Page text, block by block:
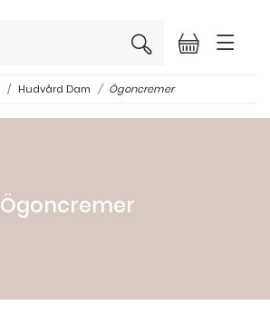
×
Hudvård Dam Ögoncremer
Ögoncremer